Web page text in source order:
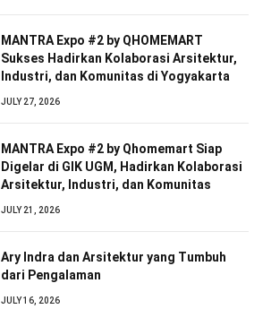
MANTRA Expo #2 by QHOMEMART
Sukses Hadirkan Kolaborasi Arsitektur,
Industri, dan Komunitas di Yogyakarta
JULY 27, 2026
MANTRA Expo #2 by Qhomemart Siap
Digelar di GIK UGM, Hadirkan Kolaborasi
Arsitektur, Industri, dan Komunitas
JULY 21, 2026
Ary Indra dan Arsitektur yang Tumbuh
dari Pengalaman
JULY 16, 2026